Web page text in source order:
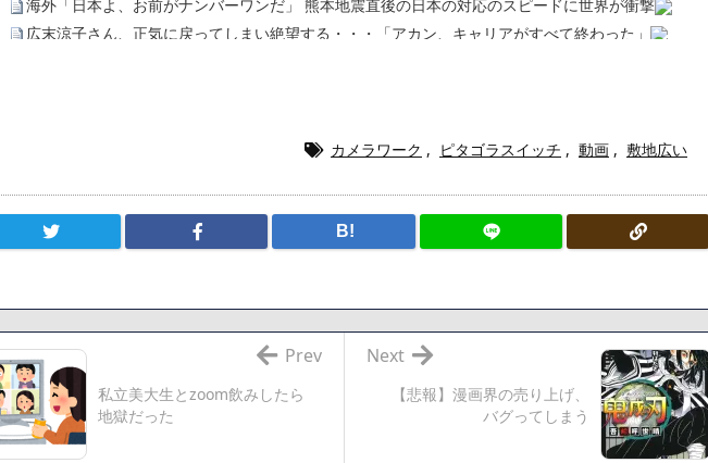
海外「日本よ、お前がナンバーワンだ」 熊本地震直後の日本の対応のスピードに世界が衝撃
広末涼子さん、正気に戻ってしまい絶望する・・・「アカン、キャリアがすべて終わった」
【画像】さくまあきら「桃鉄の赤マスは実際に行ってみてクソだった所です」
ろなあww)」→結果・・・・・・・・・・・・・・・・・・・
【悲報】ジェネリック医薬品、4割が承認書と異なる製造だったことが発覚「衝撃的な数字だ」
まう
SM風俗嬢ワイ、なんでも答えるが質問ある？
by livedoor 相互RSS
カメラワーク , ピタゴラスイッチ , 動画 , 敷地広い
B!
【悲報】漫画界の売り上げ、
バグってしまう
Next
私立美大生とzoom飲みしたら
地獄だった
Prev